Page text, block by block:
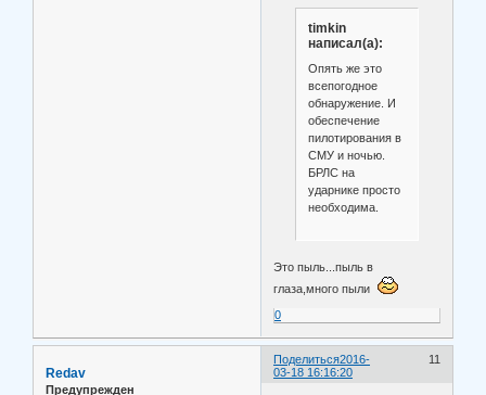
timkin
написал(а):
Опять же это
всепогодное
обнаружение. И
обеспечение
пилотирования в
СМУ и ночью.
БРЛС на
ударнике просто
необходима.
Это пыль...пыль в
глаза,много пыли
0
Поделиться 11
2016-
03-18 16:16:20
Redav
Предупрежден